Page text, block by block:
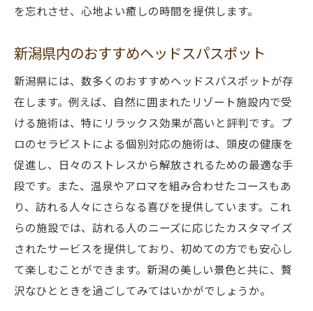
プロフェッショナルによる個別対応の施術
極上の癒しを提供する施術内容
お客様に合わせたケアと満足度
ストレス解消に最適な新潟のヘッドスパ体験
日常からの解放を感じる瞬間
ストレス社会におけるヘッドスパの役割
新潟で体験する心のデトックス
ストレスを和らげるための施術アプローチ
心身のバランスを整えるためのヘッドスパ
新潟の自然と共にリラックスする方法
美しい自然に囲まれた新潟での特別なヘッドス
パ
を忘れさせ、心地よい癒しの時間を提供します。
新潟県内のおすすめヘッドスパスポット
新潟県には、数多くのおすすめヘッドスパスポットが存
在します。例えば、自然に囲まれたリゾート施設内で受
ける施術は、特にリラックス効果が高いと評判です。プ
ロのセラピストによる個別対応の施術は、頭皮の健康を
促進し、日々のストレスから解放されるための最適な手
段です。また、温泉やアロマを組み合わせたコースもあ
り、訪れる人々にさらなる喜びを提供しています。これ
らの施設では、訪れる人のニーズに応じたカスタマイズ
されたサービスを提供しており、初めての方でも安心し
て楽しむことができます。新潟の美しい景色と共に、贅
沢なひとときを過ごしてみてはいかがでしょうか。